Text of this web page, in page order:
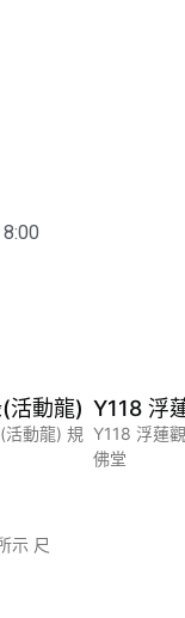
活動龍)
活動龍) 規
Y118 浮
Y118 浮蓮
佛堂
示 尺